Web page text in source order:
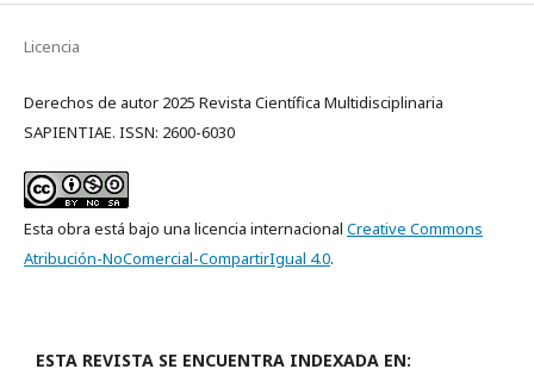
Licencia
Derechos de autor 2025 Revista Científica Multidisciplinaria
SAPIENTIAE. ISSN: 2600-6030
Esta obra está bajo una licencia internacional Creative Commons
Atribución-NoComercial-CompartirIgual 4.0.
ESTA REVISTA SE ENCUENTRA INDEXADA EN: